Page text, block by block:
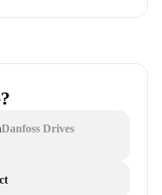
Danfoss Drives